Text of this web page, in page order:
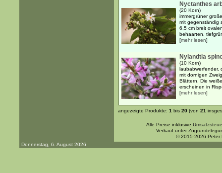
Nyctanthes
(20 Korn)
immergrüner
mit gegenständig
6,5 cm breit
behaarten,
[mehr lesen]
Nylandtia
(10 Korn)
laubabwerfender,
mit dornigen
Blättern. Die
erscheinen in
[mehr lesen]
angezeigte Produkte: 1 bis 20 (von 21
Alle Preise inklusive
Verkauf unter
© 2015-2026 Peter
Donnerstag, 6. August 2026